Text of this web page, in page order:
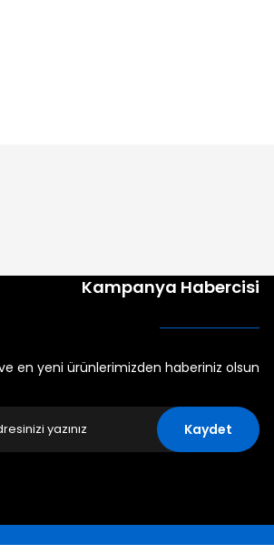
Kampanya Habercisi
en yeni ürünlerimizden haberiniz olsun
Kaydet